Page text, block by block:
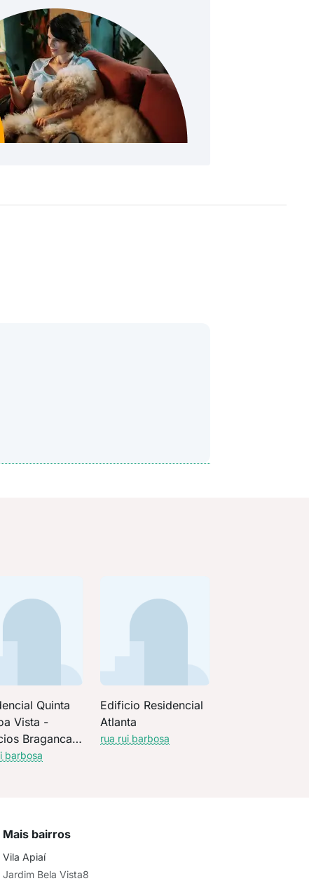
Quinta
Vista -
Braganca e
barbosa
Edificio Residencial
Atlanta
rua rui barbosa
Mais bairros
Vila Apiaí
Jardim Bela Vista8